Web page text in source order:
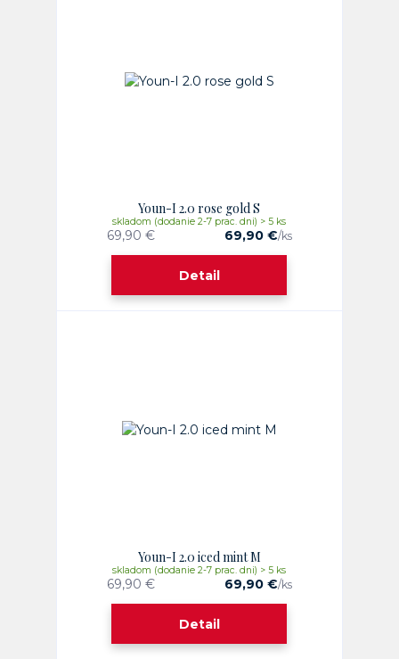
Youn-I 2.0 rose gold S
69,90 € 69,90 €/ks
skladom (dodanie 2-7 prac. dni) > 5 ks
Detail
Youn-I 2.0 iced mint M
69,90 € 69,90 €/ks
skladom (dodanie 2-7 prac. dni) > 5 ks
Detail